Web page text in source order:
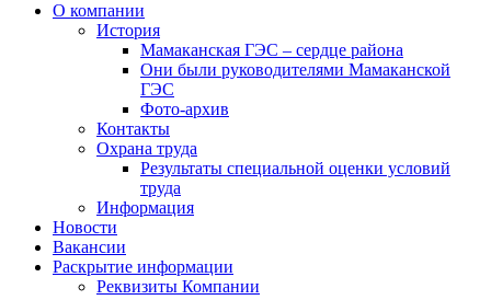
О компании
История
Мамаканская ГЭС – сердце района
Они были руководителями Мамаканской
ГЭС
Фото-архив
Контакты
Охрана труда
Результаты специальной оценки условий
труда
Информация
Новости
Вакансии
Раскрытие информации
Реквизиты Компании